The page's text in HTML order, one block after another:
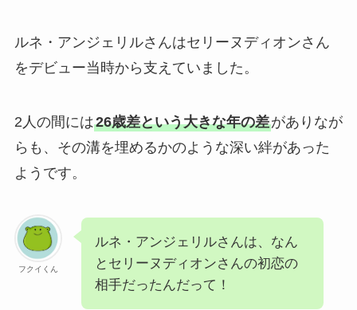
ルネ・アンジェリルさんはセリーヌディオンさん
をデビュー当時から支えていました。
2人の間には26歳差という大きな年の差がありなが
らも、その溝を埋めるかのような深い絆があった
ようです。
フクイくん
ルネ・アンジェリルさんは、なん
とセリーヌディオンさんの初恋の
相手だったんだって！